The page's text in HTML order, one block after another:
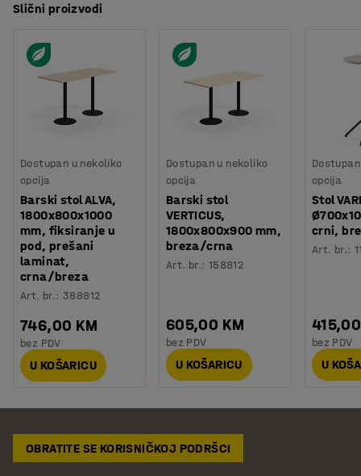
Slični proizvodi
Dostupan u nekoliko
opcija
Barski stol ALVA,
1800x800x1000
mm, fiksiranje u
pod, prešani
laminat,
crna/breza
Art. br.:388812
746,00 KM
bez PDV
U KOŠARICU
Dostupan u nekoliko
opcija
Barski stol
VERTICUS,
1800x800x900 mm,
breza/crna
Art. br.: 158812
605,00 KM
bez PDV
U KOŠARICU
opcija
Stol
crni,
Art. br.:
bez PDV
U
OBRATITE SE KORISNIČKOJ PODRŠCI